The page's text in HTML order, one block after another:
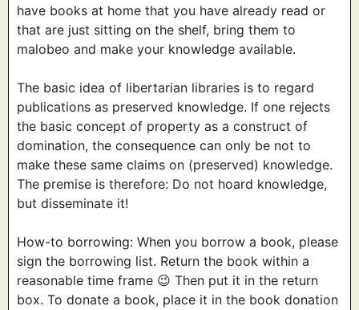
have books at home that you have already read or
that are just sitting on the shelf, bring them to
malobeo and make your knowledge available.
The basic idea of libertarian libraries is to regard
publications as preserved knowledge. If one rejects
the basic concept of property as a construct of
domination, the consequence can only be not to
make these same claims on (preserved) knowledge.
The premise is therefore: Do not hoard knowledge,
but disseminate it!
How-to borrowing: When you borrow a book, please
sign the borrowing list. Return the book within a
reasonable time frame 😉 Then put it in the return
box. To donate a book, place it in the book donation